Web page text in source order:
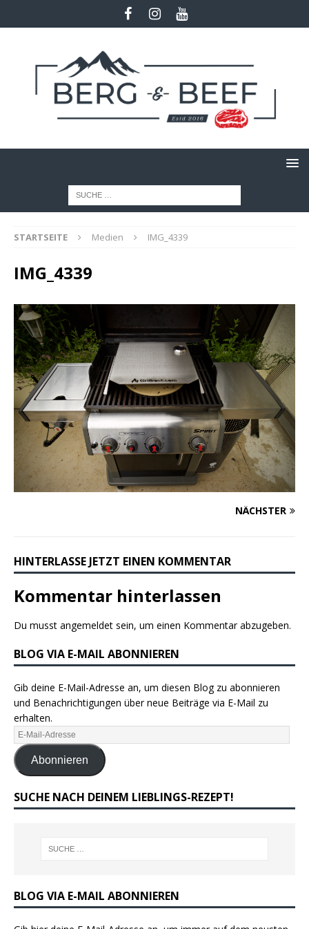
STARTSEITE Medien IMG_4339
IMG_4339
NÄCHSTER
HINTERLASSE JETZT EINEN KOMMENTAR
Kommentar hinterlassen
Du musst angemeldet sein, um einen Kommentar abzugeben.
BLOG VIA E-MAIL ABONNIEREN
Gib deine E-Mail-Adresse an, um diesen Blog zu abonnieren
und Benachrichtigungen über neue Beiträge via E-Mail zu
erhalten.
Abonnieren
SUCHE NACH DEINEM LIEBLINGS-REZEPT!
BLOG VIA E-MAIL ABONNIEREN